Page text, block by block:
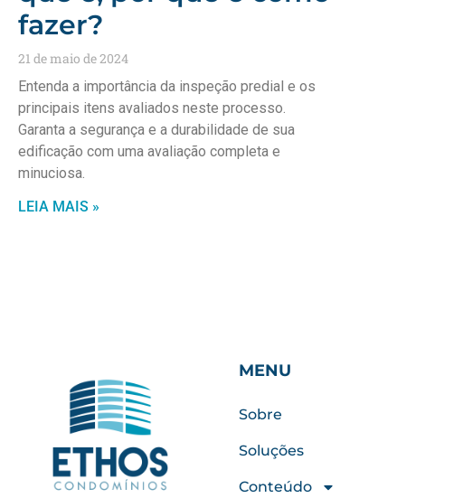
fazer?
21 de maio de 2024
Entenda a importância da inspeção predial e os
principais itens avaliados neste processo.
Garanta a segurança e a durabilidade de sua
edificação com uma avaliação completa e
minuciosa.
LEIA MAIS »
MENU
Sobre
Soluções
Conteúdo